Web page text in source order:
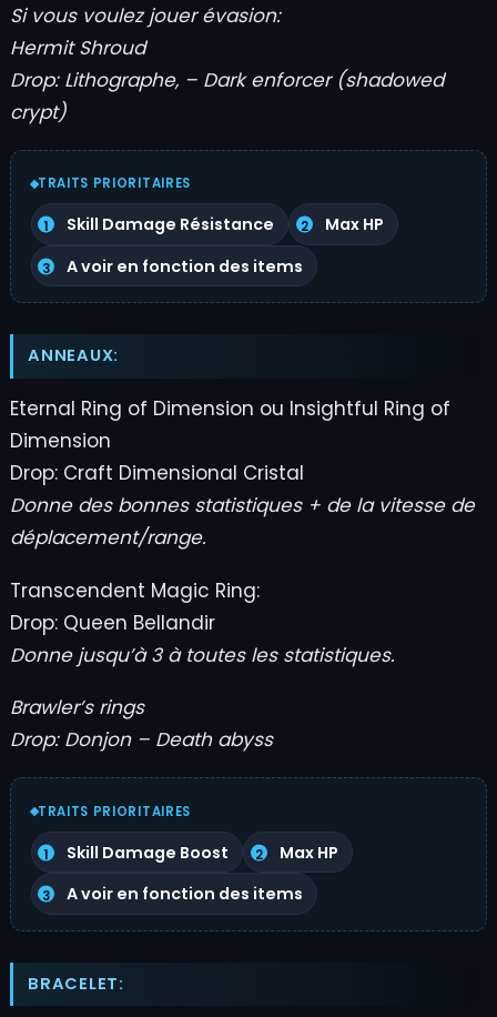
Si vous voulez jouer évasion:
Hermit Shroud
Drop: Lithographe, – Dark enforcer (shadowed
crypt)
TRAITS PRIORITAIRES
Skill Damage Résistance
Max HP
A voir en fonction des items
ANNEAUX:
Eternal Ring of Dimension ou Insightful Ring of
Dimension
Drop: Craft Dimensional Cristal
Donne des bonnes statistiques + de la vitesse de
déplacement/range.
Transcendent Magic Ring:
Drop: Queen Bellandir
Donne jusqu’à 3 à toutes les statistiques.
Brawler’s rings
Drop: Donjon – Death abyss
TRAITS PRIORITAIRES
Skill Damage Boost
Max HP
A voir en fonction des items
BRACELET: